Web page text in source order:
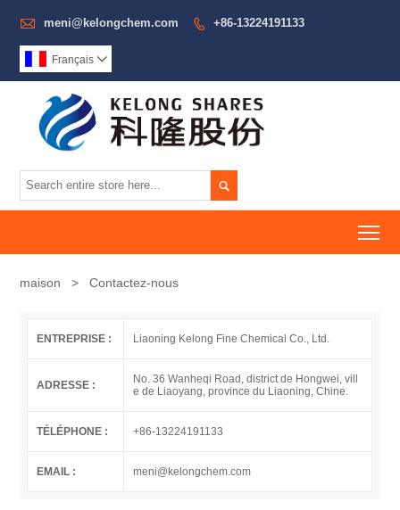
 meni@kelongchem.com  +86-13224191133
Français 

maison > Contactez-nous
ENTREPRISE : Liaoning Kelong Fine Chemical Co., Ltd.
ADRESSE :
No. 36 Wanheqi Road, district de Hongwei, vill
e de Liaoyang, province du Liaoning, Chine.
TÉLÉPHONE : +86-13224191133
EMAIL : meni@kelongchem.com